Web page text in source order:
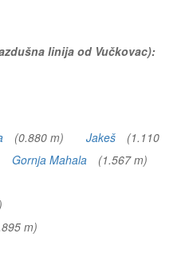
linija od Vučkovac):
(0.880 m) Jakeš
(1.110
Gornja Mahala
(1.567 m)
m)